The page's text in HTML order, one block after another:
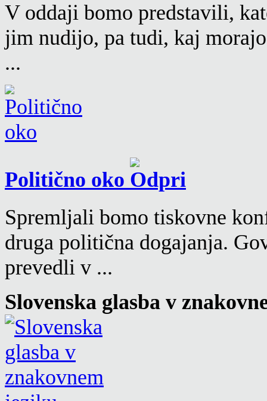
V oddaji bomo predstavili,
jim nudijo, pa tudi, kaj
...
Politično oko
Spremljali bomo tiskovne
druga politična dogajanja.
prevedli v ...
Slovenska glasba v